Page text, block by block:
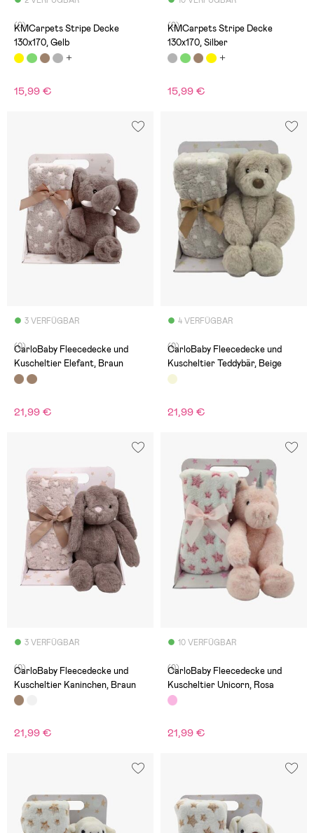
(0)
KMCarpets Stripe Decke
130x170, Gelb
15,99 €
(0)
KMCarpets Stripe Decke
130x170, Silber
15,99 €
3 VERFÜGBAR
(0)
CarloBaby Fleecedecke und
Kuscheltier Elefant, Braun
21,99 €
4 VERFÜGBAR
(0)
CarloBaby Fleecedecke und
Kuscheltier Teddybär, Beige
21,99 €
3 VERFÜGBAR
(0)
CarloBaby Fleecedecke und
Kuscheltier Kaninchen, Braun
21,99 €
10 VERFÜGBAR
(0)
CarloBaby Fleecedecke und
Kuscheltier Unicorn, Rosa
21,99 €